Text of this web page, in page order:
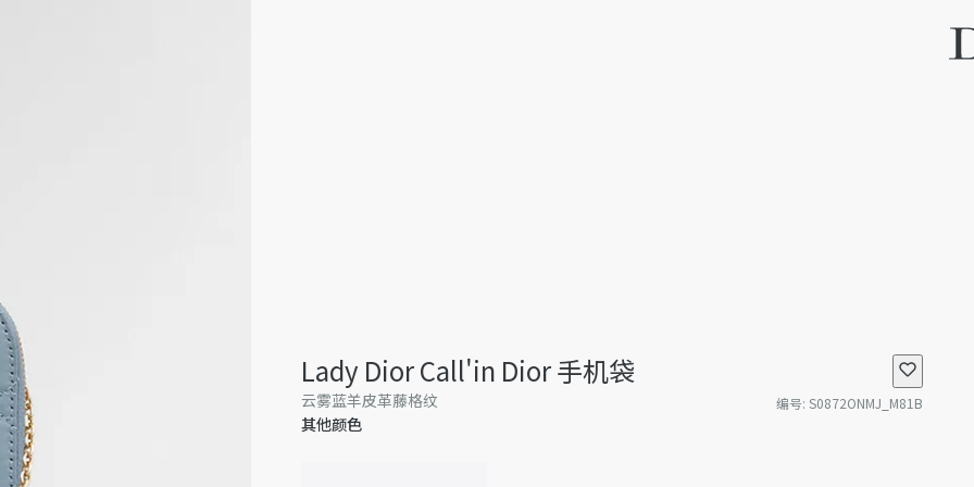
Lady Dior Call'in Dior 手机袋
云雾蓝羊皮革藤格纹 编号:S0872ONMJ_M81B
其他颜色